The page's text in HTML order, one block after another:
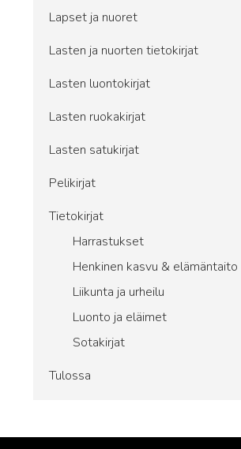
Lapset ja nuoret
Lasten ja nuorten tietokirjat
Lasten luontokirjat
Lasten ruokakirjat
Lasten satukirjat
Pelikirjat
Tietokirjat
Harrastukset
Henkinen kasvu & elämäntaito
Liikunta ja urheilu
Luonto ja eläimet
Sotakirjat
Tulossa